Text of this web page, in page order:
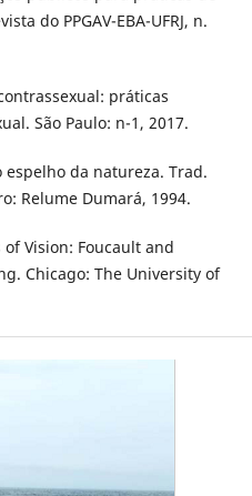
do PPGAV-EBA-UFRJ, n.
práticas
São Paulo: n-1, 2017.
espelho da natureza. Trad.
Relume Dumará, 1994.
of Vision: Foucault and
Chicago: The University of